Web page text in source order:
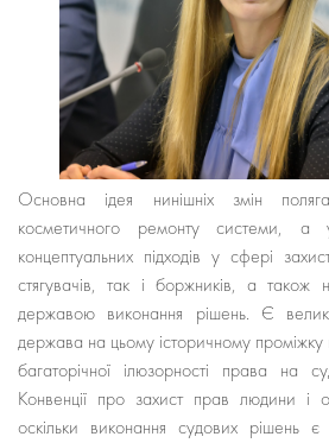
Основна ідея нинішніх змін
косметичного ремонту системи, а
концептуальних підходів у сфері
стягувачів, так і боржників, а також
державою виконання рішень. Є
держава на цьому історичному
багаторічної ілюзорності права на
Конвенції про захист прав людини і
оскільки виконання судових рішень